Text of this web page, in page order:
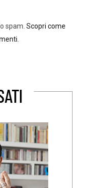
spam. Scopri come
.